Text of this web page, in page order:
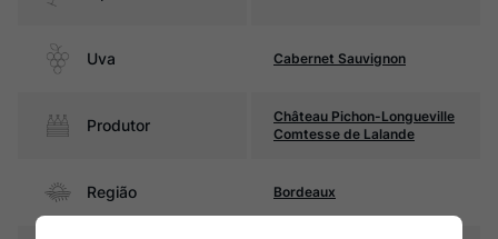
Uva Cabernet Sauvignon
Produtor
Château Pichon-Longueville
Comtesse de Lalande
Região Bordeaux